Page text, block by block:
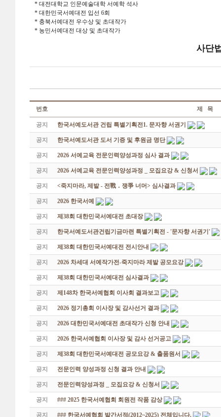
* 대전대학교 인문예술대학 서예학 석사
* 대한민국서예대전 입선 6회
* 충북서예대전 우수상 및 초대작가
* 농민서예대전 대상 및 초대작가
사단
번호 제 목
공지 한국서예도서관 건립 특별기획전1. 문자향 서권기
공지 한국서예도서관 도서 기증 및 후원금 명단
공지 2026 서예교육 전문인력양성과정 심사 결과
공지 2026 서예교육 전문인력양성과정 _ 모집요강 & 신청서
공지 <죽지마라, 제발 - 전戰 ․ 쟁爭 너머> 심사결과
공지 2026 한국서예
공지 제38회 대한민국서예대전 초대장
공지 한국서예도서관건립기금마련 특별기획전 - '문자향 서권기'
공지 제38회 대한민국서예대전 전시안내
공지 2026 차세대 서예작가전-죽지마라 제발 공모요강
공지 제38회 대한민국서예대전 심사결과
공지 제148차 한국서예협회 이사회 결과보고
공지 2026 정기총회 이사장 및 감사선거 결과
공지 2026 대한민국서예대전 초대작가 신청 안내
공지 2026 한국서예협회 이사장 및 감사 선거공고
공지 제38회 대한민국서예대전 공모요강 & 출품원서
공지 전문인력 양성과정 신청 결과 안내
공지 전문인력양성과정 _ 모집요강 & 신청서
공지 ### 2025 한국서예협회 회원전 작품 감상
공지 ### 한국서예협회 발간서적(2012~2025) 전체입니다.